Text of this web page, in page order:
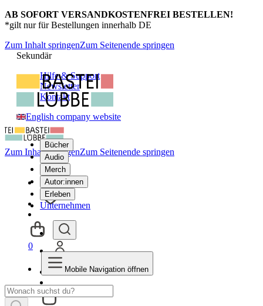
AB SOFORT VERSANDKOSTENFREI BESTELLEN!
*gilt nur für Bestellungen innerhalb DE
Zum Inhalt springenZum Seitenende springen
Sekundär
Hilfe & Support
Newsletter
Kontakt
English company website
Bücher
Audio
Merch
Autor:innen
Erleben
Unternehmen
Zum Inhalt springenZum Seitenende springen
0
Mobile Navigation öffnen